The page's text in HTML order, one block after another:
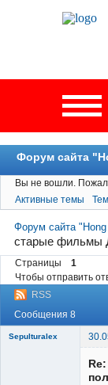
Форум сайта
Форум
Новости
Пользователи
Поиск
Вы не вошли.
Активные темы
Форум сайта
старые фильмы
Страницы
1
Чтобы отправить
RSS
Сообщения 8
Sepulturalex